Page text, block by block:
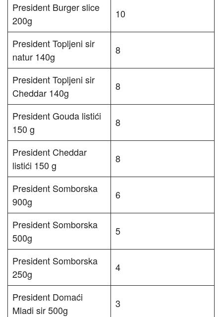
President Burger slice
200g
10
President Topljeni sir
natur 140g
8
President Topljeni sir
Cheddar 140g
8
President Gouda listići
150 g
8
President Cheddar
listići 150 g
8
President Somborska
900g
6
President Somborska
500g
5
President Somborska
250g
4
President Domaći
Mladi sir 500g
3